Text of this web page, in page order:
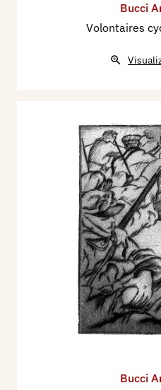
Bucci
Volontaires
Bucci